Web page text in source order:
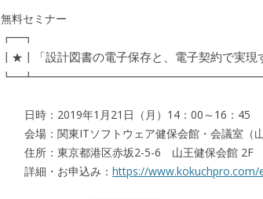
無料セミナー
┏━┓
┃★┃
「設計図書の電子保存と、電子契約で実現
日時：2019年1月21日（月）14：00～16：45
会場：関東ITソフトウェア健保会館・会議室（山
住所：東京都港区赤坂2-5-6 山王健保会館 2F
詳細・お申込み： https://